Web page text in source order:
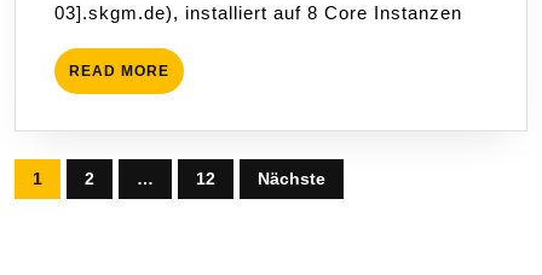
Cloud
03].skgm.de), installiert auf 8 Core Instanzen
READ MORE READ
MORE
Seitennummerierung
der
1 2 … 12 Nächste